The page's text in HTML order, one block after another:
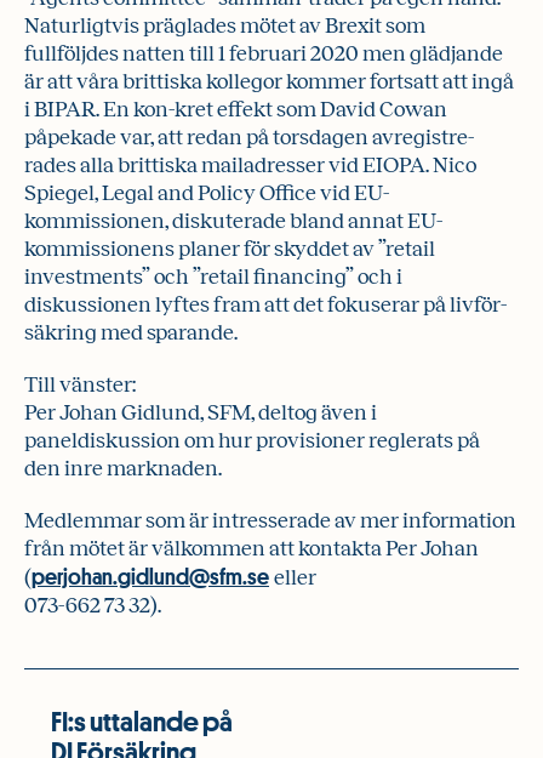
Naturligtvis präglades mötet av Brexit som
fullföljdes natten till 1 februari 2020 men glädjande
är att våra brittiska kollegor kommer fortsatt att ingå
i BIPAR. En kon-kret effekt som David Cowan
påpekade var, att redan på torsdagen avregistre-
rades alla brittiska mailadresser vid EIOPA. Nico
Spiegel, Legal and Policy Office vid EU-
kommissionen, diskuterade bland annat EU-
kommissionens planer för skyddet av ”retail
investments” och ”retail financing” och i
diskussionen lyftes fram att det fokuserar på livför-
säkring med sparande.
Till vänster:
Per Johan Gidlund, SFM, deltog även i
paneldiskussion om hur provisioner reglerats på
den inre marknaden.
Medlemmar som är intresserade av mer information
från mötet är välkommen att kontakta Per Johan
(perjohan.gidlund@sfm.se eller
073-662 73 32).
FI:s uttalande på
DI Försäkring